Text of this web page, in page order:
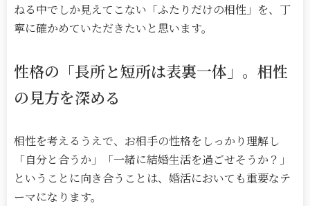
ねる中でしか見えてこない「ふたりだけの相性」を、丁
寧に確かめていただきたいと思います。
性格の「長所と短所は表裏一体」。相性
の見方を深める
相性を考えるうえで、お相手の性格をしっかり理解し
「自分と合うか」「一緒に結婚生活を過ごせそうか？」
ということに向き合うことは、婚活においても重要なテ
ーマになります。